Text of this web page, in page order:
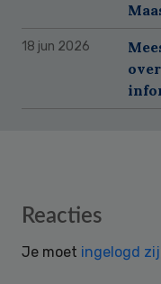
18 jun 2026
Reader
Reacties
Je moet ingelogd